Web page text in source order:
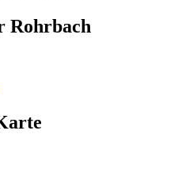
Rohrbach